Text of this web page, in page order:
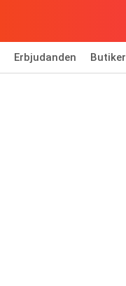
Erbjudanden Butiker